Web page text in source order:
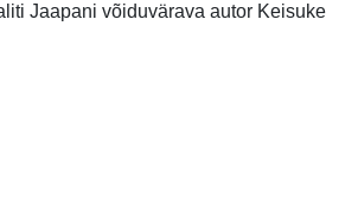
Jaapani võiduvärava autor Keisuke